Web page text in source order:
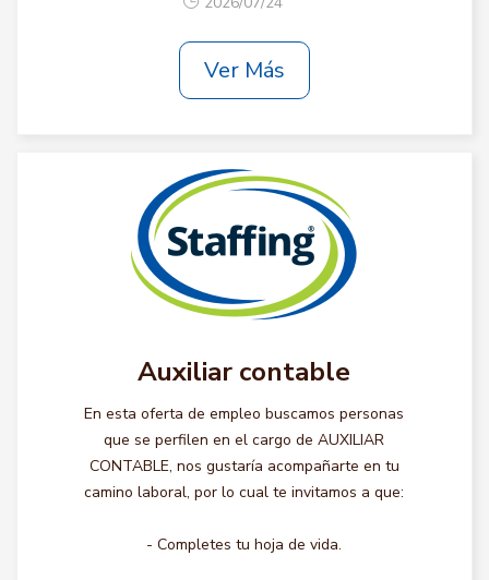
Ver Más
Auxiliar contable
En esta oferta de empleo buscamos personas
que se perfilen en el cargo de AUXILIAR
CONTABLE, nos gustaría acompañarte en tu
camino laboral, por lo cual te invitamos a que:
- Completes tu hoja de vida.